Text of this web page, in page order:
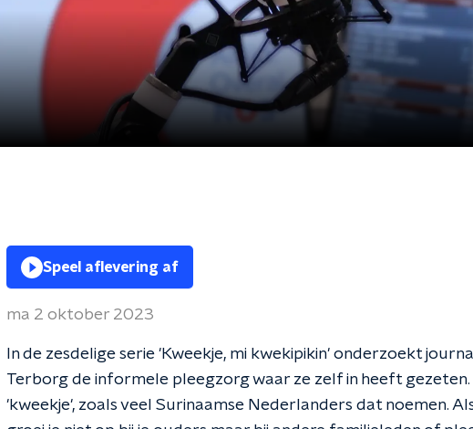
Speel aflevering af
ma 2 oktober 2023
In de zesdelige serie 'Kweekje, mi kwekipikin' onderzoekt
Terborg de informele pleegzorg waar ze zelf in heeft gezeten.
'kweekje', zoals veel Surinaamse Nederlanders dat noemen.